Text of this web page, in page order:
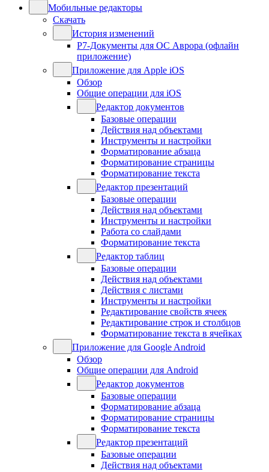
Мобильные редакторы
Скачать
История изменений
Р7-Документы для ОС Аврора (офлайн
приложение)
Приложение для Apple iOS
Обзор
Общие операции для iOS
Редактор документов
Базовые операции
Действия над объектами
Инструменты и настройки
Форматирование абзаца
Форматирование страницы
Форматирование текста
Редактор презентаций
Базовые операции
Действия над объектами
Инструменты и настройки
Работа со слайдами
Форматирование текста
Редактор таблиц
Базовые операции
Действия над объектами
Действия с листами
Инструменты и настройки
Редактирование свойств ячеек
Редактирование строк и столбцов
Форматирование текста в ячейках
Приложение для Google Android
Обзор
Общие операции для Android
Редактор документов
Базовые операции
Форматирование абзаца
Форматирование страницы
Форматирование текста
Редактор презентаций
Базовые операции
Действия над объектами